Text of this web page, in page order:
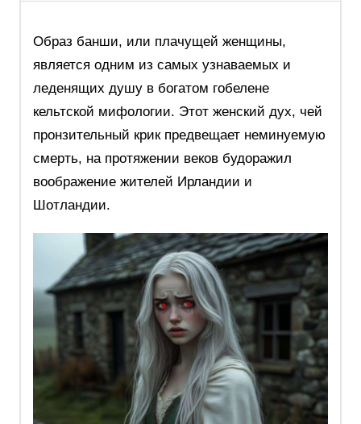
Образ банши, или плачущей женщины,
является одним из самых узнаваемых и
леденящих душу в богатом гобелене
кельтской мифологии. Этот женский дух, чей
пронзительный крик предвещает неминуемую
смерть, на протяжении веков будоражил
воображение жителей Ирландии и
Шотландии.